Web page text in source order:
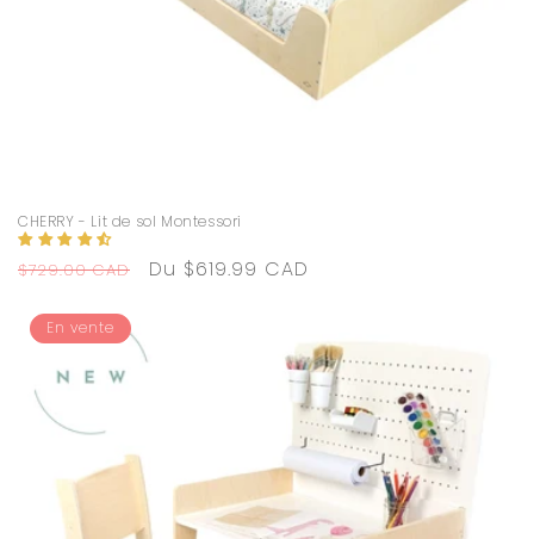
CHERRY - Lit de sol Montessori
Prix
$729.00 CAD
Prix
Du $619.99 CAD
En vente